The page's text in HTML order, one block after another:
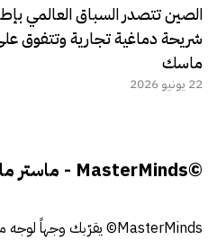
الصين تتصدر السباق العالمي
شريحة دماغية تجارية وتتفوق
ماسك
22 يونيو 2026
©MasterMinds - ماستر مايندز
MasterMinds© يقرّبك وجهاً لوجه من